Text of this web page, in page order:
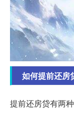
如何提前还房
提前还房贷有两